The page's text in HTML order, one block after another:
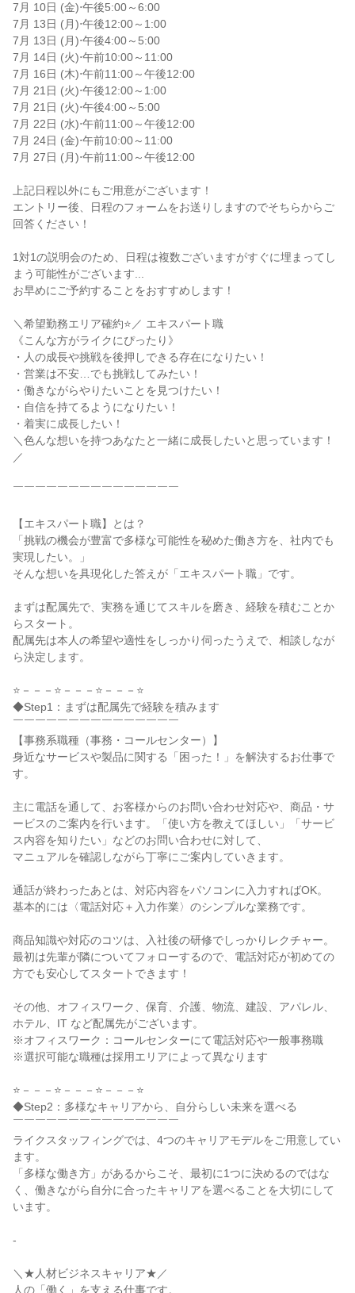
7月 10日 (金)⋅午後5:00～6:00
7月 13日 (月)⋅午後12:00～1:00
7月 13日 (月)⋅午後4:00～5:00
7月 14日 (火)⋅午前10:00～11:00
7月 16日 (木)⋅午前11:00～午後12:00
7月 21日 (火)⋅午後12:00～1:00
7月 21日 (火)⋅午後4:00～5:00
7月 22日 (水)⋅午前11:00～午後12:00
7月 24日 (金)⋅午前10:00～11:00
7月 27日 (月)⋅午前11:00～午後12:00
上記日程以外にもご用意がございます！
エントリー後、日程のフォームをお送りしますのでそちらからご
回答ください！
1対1の説明会のため、日程は複数ございますがすぐに埋まってし
まう可能性がございます...
お早めにご予約することをおすすめします！
＼希望勤務エリア確約⭐／ エキスパート職
《こんな方がライクにぴったり》
・人の成長や挑戦を後押しできる存在になりたい！
・営業は不安…でも挑戦してみたい！
・働きながらやりたいことを見つけたい！
・自信を持てるようになりたい！
・着実に成長したい！
＼色んな想いを持つあなたと一緒に成長したいと思っています！
／
￣￣￣￣￣￣￣￣￣￣￣￣￣￣￣
【エキスパート職】とは？
「挑戦の機会が豊富で多様な可能性を秘めた働き方を、社内でも
実現したい。」
そんな想いを具現化した答えが「エキスパート職」です。
まずは配属先で、実務を通じてスキルを磨き、経験を積むことか
らスタート。
配属先は本人の希望や適性をしっかり伺ったうえで、相談しなが
ら決定します。
⭐－－－⭐－－－⭐－－－⭐
◆Step1：まずは配属先で経験を積みます
￣￣￣￣￣￣￣￣￣￣￣￣￣￣￣
【事務系職種（事務・コールセンター）】
身近なサービスや製品に関する「困った！」を解決するお仕事で
す。
主に電話を通して、お客様からのお問い合わせ対応や、商品・サ
ービスのご案内を行います。「使い方を教えてほしい」「サービ
ス内容を知りたい」などのお問い合わせに対して、
マニュアルを確認しながら丁寧にご案内していきます。
通話が終わったあとは、対応内容をパソコンに入力すればOK。
基本的には〈電話対応＋入力作業〉のシンプルな業務です。
商品知識や対応のコツは、入社後の研修でしっかりレクチャー。
最初は先輩が隣についてフォローするので、電話対応が初めての
方でも安心してスタートできます！
その他、オフィスワーク、保育、介護、物流、建設、アパレル、
ホテル、IT など配属先がございます。
※オフィスワーク：コールセンターにて電話対応や一般事務職
※選択可能な職種は採用エリアによって異なります
⭐－－－⭐－－－⭐－－－⭐
◆Step2：多様なキャリアから、自分らしい未来を選べる
￣￣￣￣￣￣￣￣￣￣￣￣￣￣￣
ライクスタッフィングでは、4つのキャリアモデルをご用意してい
ます。
「多様な働き方」があるからこそ、最初に1つに決めるのではな
く、働きながら自分に合ったキャリアを選べることを大切にして
います。
-
＼★人材ビジネスキャリア★／
人の「働く」を支える仕事です。